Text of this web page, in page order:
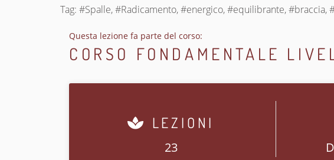
Tag: #Spalle, #Radicamento, #energico, #equilibrante, #braccia,
Questa lezione fa parte del corso:
CORSO FONDAMENTALE
LEZIONI
23